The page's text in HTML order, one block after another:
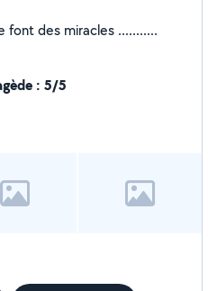
font des miracles ...........
: 5/5